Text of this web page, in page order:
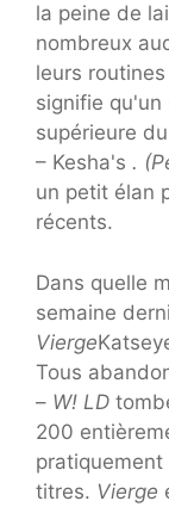
la peine de
nombreux
leurs
signifie
supérieure du
– Kesha's .
un petit élan
récents.
Dans quelle
semaine
Vierge
Tous
– W! LD
200
pratiquement
titres. Vierge